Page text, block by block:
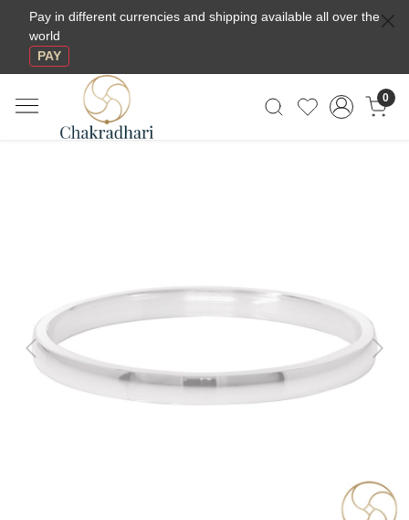
Pay in different currencies and shipping available all over the
world
PAY
0
Previous Next